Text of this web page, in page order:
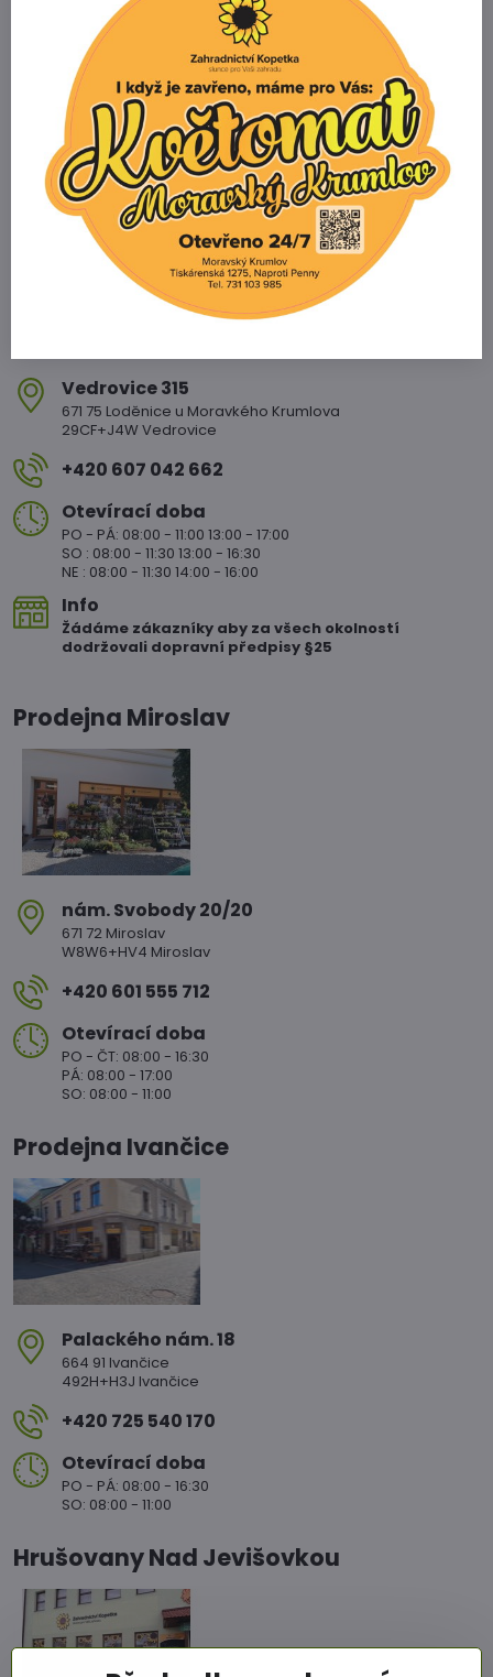
Prodejna
+420 607 042 662
Email
info@zahradnictvikopetka.cz
Zahradnictví Vedrovice
Vedrovice 315
671 75 Loděnice u Moravkého Krumlova
29CF+J4W Vedrovice
+420 607 042 662
Otevírací doba
PO - PÁ: 08:00 - 11:00 13:00 - 17:00
SO : 08:00 - 11:30 13:00 - 16:30
NE : 08:00 - 11:30 14:00 - 16:00
Info
Žádáme zákazníky aby za všech okolností
dodržovali dopravní předpisy §25
Prodejna Miroslav
nám​. Svobody 20/20
671 72 Miroslav
W8W6+HV4 Miroslav
+420 601 555 712
Otevírací doba
PO - ČT: 08:00 - 16:30
PÁ: 08:00 - 17:00
SO: 08:00 - 11:00
Prodejna Ivančice
Palackého nám​. 18
664 91 Ivančice
492H+H3J Ivančice
+420 725 540 170
Otevírací doba
PO - PÁ: 08:00 - 16:30
SO: 08:00 - 11:00
Hrušovany Nad Jevišovkou